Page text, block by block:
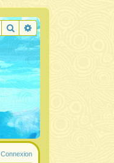
RechercherRecherche avancée
Connexion